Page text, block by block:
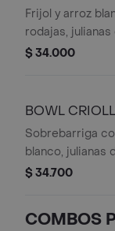
AGREGADOR
Frijol y arroz
rodajas,
chicharrón
$ 34.000
BOWL
Sobrebarriga
blanco, julianas
artesanal y
$ 34.700
COMBOS